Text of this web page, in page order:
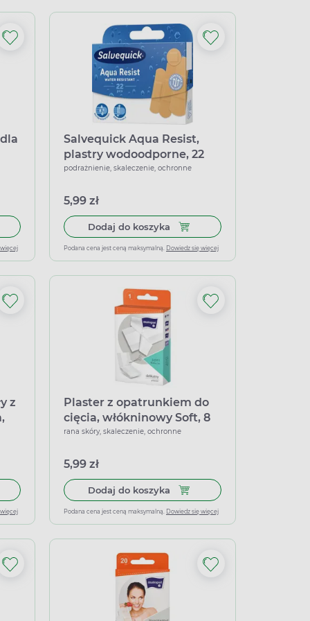
20 sztuk, 2 rozmiary
do koszyka Viscoplast Auta, plastry dla dzieci, 10 sztuk
Salvequick Aqua Resist,
plastry wodoodporne, 22
sztuki
podrażnienie, skaleczenie, ochronne
5,99 zł
Dodaj do koszyka Dodaj do koszyka
Podana cena jest ceną maksymalną. Dowiedz się więcej
włókninowy Soft, 6 cm x 1 m
z
do koszyka Plaster włókninowy biały z opatrunkiem, 8 cm x 1 m,
Plaster z opatrunkiem do
cięcia, włókninowy Soft, 8
cm x 1 m
rana skóry, skaleczenie, ochronne
5,99 zł
Dodaj do koszyka Dodaj do koszyka Plaster z
Podana cena jest ceną maksymalną. Dowiedz się więcej